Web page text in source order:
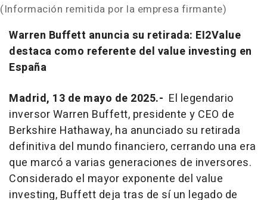
(Información remitida por la empresa firmante)
Warren Buffett anuncia su retirada: EI2Value
destaca como referente del value investing en
España
Madrid, 13 de mayo de 2025.- El legendario
inversor Warren Buffett, presidente y CEO de
Berkshire Hathaway, ha anunciado su retirada
definitiva del mundo financiero, cerrando una era
que marcó a varias generaciones de inversores.
Considerado el mayor exponente del value
investing, Buffett deja tras de sí un legado de